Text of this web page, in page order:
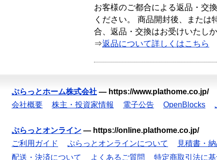
お客様のご都合による返品・交
ください。 商品開封後、または
合、返品・交換はお受けいたし
⇒返品について詳しくはこちら
ぷらっとホーム株式会社 — https://www.plathome.co.jp/
会社概要
株主・投資家情報 電子公告 OpenBlocks
ぷらっとオンライン — https://online.plathome.co.jp/
ご利用ガイド
ぷらっとオンラインについて
見積書・
配送・決済について
よくあるご質問
特定商取引法に